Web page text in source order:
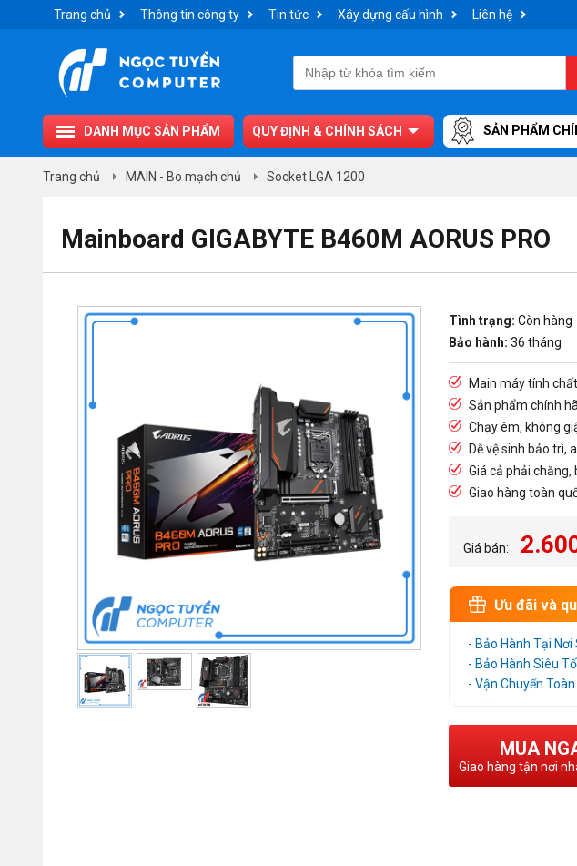
Trang chủ Thông tin công ty Tin tức Xây dựng cấu hình Liên hệ
DANH MỤC SẢN PHẨM QUY ĐỊNH & CHÍNH SÁCH SẢN PHẨM
Trang chủ MAIN - Bo mạch chủ Socket LGA 1200
Mainboard GIGABYTE B460M AORUS PRO
Tình trạng: Còn hàng
Bảo hành: 36 tháng
Main máy tính
Sản phẩm chính
Chạy êm, không
Dễ vệ sinh bảo trì,
Giá cả phải chăng,
Giao hàng toàn
Giá bán:
Ưu đãi và
- Bảo Hành Tại
- Bảo Hành Siêu
- Vận Chuyển
MUA
Giao hàng tận nơi